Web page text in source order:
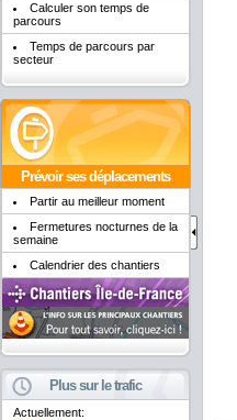
Calculer son temps de
parcours
Temps de parcours par
secteur
Prévoir ses déplacements
Partir au meilleur moment
Fermetures nocturnes de la
semaine
Calendrier des chantiers
Plus sur le trafic
Actuellement: